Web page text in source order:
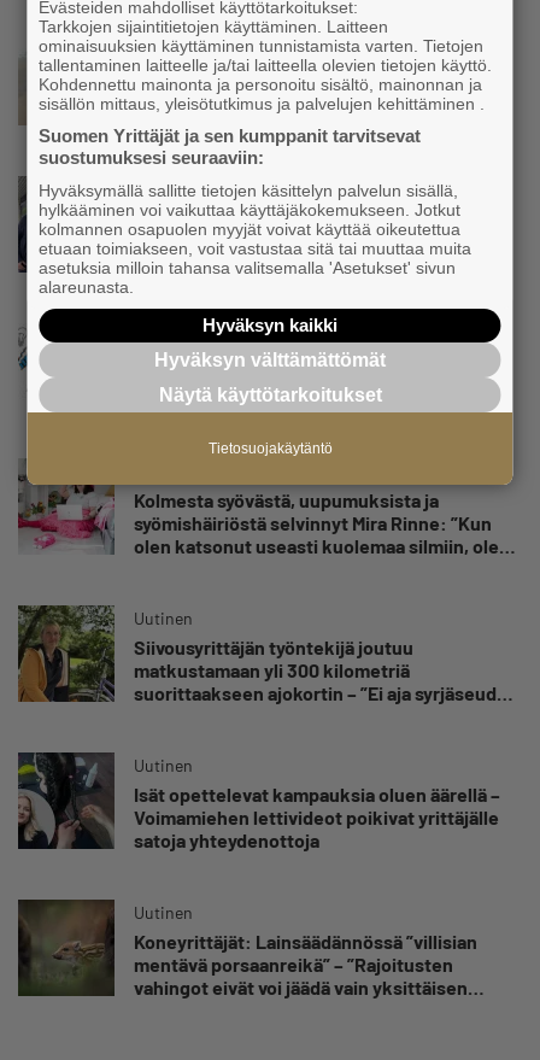
Uutinen
Varsinais-Suomen Yrittäjät: YEL-
uudistuksen suunta oikea – reaaliaikaiset
tulotiedot mukaan valmisteluun ja laskuri
romukoppaan
Uutinen
Parikkalassa toimii yhä liike, jollainen alkaa
olla muualla harvinaisuus – Yrittäjä Hilkka
Myllylä tuntee asiakkaidensa jalat kuin
Nämä yritykset nousivat AAA-luokkaan –
Katso lista
Kolmesta syövästä, uupumuksista ja
syömishäiriöstä selvinnyt Mira Rinne: ”Kun
olen katsonut useasti kuolemaa silmiin, olen
Uutinen
Siivousyrittäjän työntekijä joutuu
matkustamaan yli 300 kilometriä
suorittaakseen ajokortin – ”Ei aja syrjäseudun
Uutinen
Isät opettelevat kampauksia oluen äärellä –
Voimamiehen lettivideot poikivat yrittäjälle
satoja yhteydenottoja
Uutinen
Koneyrittäjät: Lainsäädännössä ”villisian
mentävä porsaanreikä” – ”Rajoitusten
vahingot eivät voi jäädä vain yksittäisen
Evästeiden mahdolliset käyttötarkoitukset:
Tarkkojen sijaintitietojen käyttäminen. Laitteen
ominaisuuksien käyttäminen tunnistamista varten. Tietojen
tallentaminen laitteelle ja/tai laitteella olevien tietojen käyttö.
Kohdennettu mainonta ja personoitu sisältö, mainonnan ja
sisällön mittaus, yleisötutkimus ja palvelujen kehittäminen .
Suomen Yrittäjät ja sen kumppanit tarvitsevat
suostumuksesi seuraaviin:
Hyväksymällä sallitte tietojen käsittelyn palvelun sisällä,
hylkääminen voi vaikuttaa käyttäjäkokemukseen. Jotkut
kolmannen osapuolen myyjät voivat käyttää oikeutettua
etuaan toimiakseen, voit vastustaa sitä tai muuttaa muita
asetuksia milloin tahansa valitsemalla 'Asetukset' sivun
alareunasta.
Hyväksyn kaikki
Hyväksyn välttämättömät
Näytä käyttötarkoitukset
Tietosuojakäytäntö